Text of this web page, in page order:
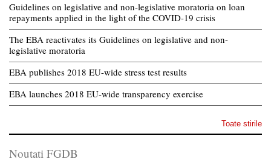
Guidelines on legislative and non-legislative moratoria on loan
repayments applied in the light of the COVID-19 crisis
The EBA reactivates its Guidelines on legislative and non-
legislative moratoria
EBA publishes 2018 EU-wide stress test results
EBA launches 2018 EU-wide transparency exercise
Toate stirile
Noutati FGDB